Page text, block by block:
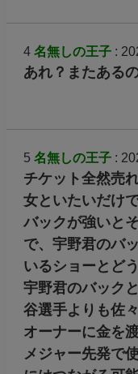
4 名無しの王子:
あれ？またある
5 名無しの王子:
チケット全然売
女といたいだけ
バックが強いと
で、宇野君のバ
いるショーとど
宇野君のバック
谷選手よりも佐
オーナーに金を
メジャー先発で